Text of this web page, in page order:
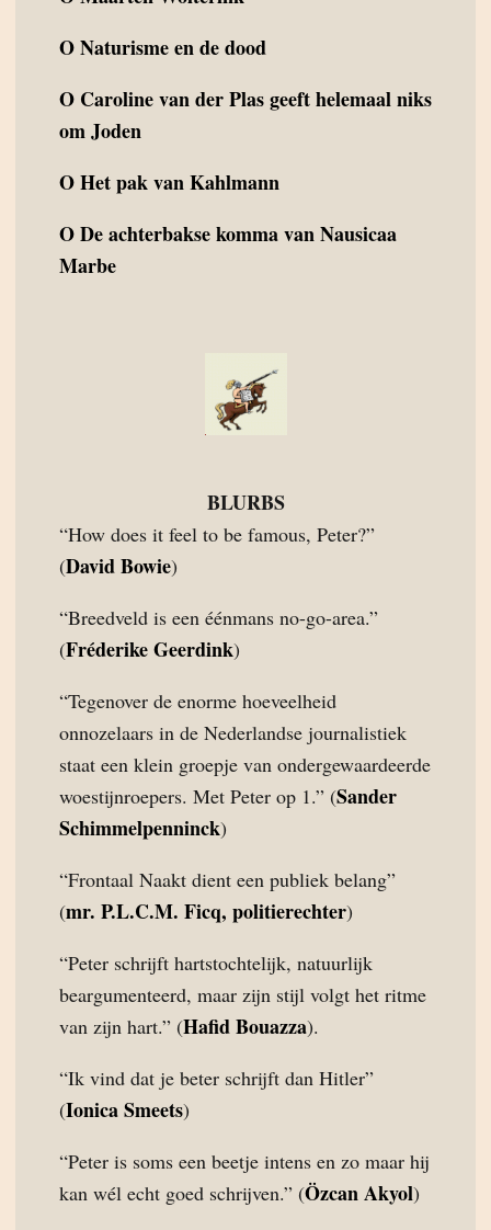
ONaturisme en de dood
O Caroline van der Plas geeft helemaal niks
om Joden
OHet pak van Kahlmann
ODe achterbakse komma van Nausicaa
Marbe
BLURBS
“How does it feel to be famous, Peter?”
(David Bowie)
“Breedveld is een éénmans no-go-area.”
(Fréderike Geerdink)
“Tegenover de enorme hoeveelheid
onnozelaars in de Nederlandse journalistiek
staat een klein groepje van ondergewaardeerde
woestijnroepers. Met Peter op 1.” (Sander
Schimmelpenninck)
“Frontaal Naakt dient een publiek belang”
(mr. P.L.C.M. Ficq, politierechter)
“Peter schrijft hartstochtelijk, natuurlijk
beargumenteerd, maar zijn stijl volgt het ritme
van zijn hart.” (Hafid Bouazza).
“Ik vind dat je beter schrijft dan Hitler”
(Ionica Smeets)
“Peter is soms een beetje intens en zo maar hij
kan wél echt goed schrijven.” (Özcan Akyol)